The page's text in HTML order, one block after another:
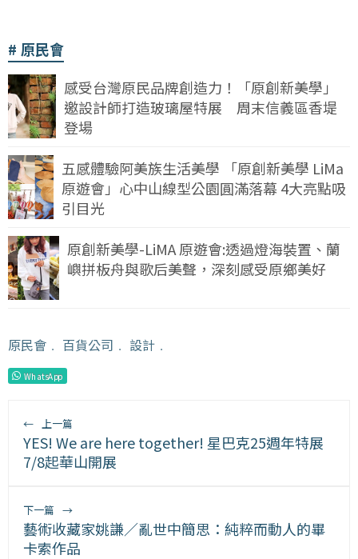
原民會
感受台灣原民品牌創造力！「原創新美學」
邀設計師打造玻璃屋特展 周末信義區香堤
登場
五感體驗阿美族生活美學 「原創新美學 LiMa
原遊會」心中山線型公園圓滿落幕 4大亮點吸
引目光
原創新美學-LiMA 原遊會:透過燈海裝置、蘭
嶼拼板舟與歌后美聲，深刻感受原鄉美好
原民會 ﹒ 百貨公司 ﹒ 設計 ﹒
WhatsApp
← 上一篇
YES! We are here together! 星巴克25週年特展
7/8起華山開展
下一篇 →
藝術收藏家姚謙／亂世中簡思：純粹而動人的畢
卡索作品